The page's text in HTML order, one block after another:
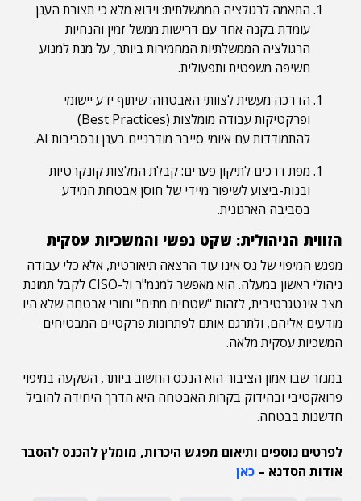
התאמה לרגולציה הממשלתית: וידוא מלא כי תצורת הענן
עומדת בקנה אחד עם דרישות ממשל זמין והנחיות
הרגולציה הממשלתיות המחמירות ביותר, על מנת למנוע
חשיפה משפטית ותפעולית.
הדרכה מעשית לצוותי האבטחה: שיתוף ידע יישומי
ופרקטיקות עבודה מומלצות (Best Practices)
להתמודדות עם איומי סייבר מודרניים בענן ובסביבות AI.
מפת דרכים לתיקון פערים: קבלת המלצות קונקרטיות
ובנות-ביצוע לשיפור מיידי של חוסן אבטחת המידע
בסביבה הארגונית.
הזווית הניהולית: שקט נפשי והמשכיות עסקית
מפגש המיפוי של נס אינו עוד הרצאה תיאורטית, אלא כלי עבודה
ניהולי ראשון במעלה. הוא מאפשר למנמ"ר ול-CISO לקבל תמונת
מצב אינטגרטיבית, לזהות "שטחים מתים" וחורי אבטחה שלא היו
מודעים אליהם, ולתרגם אותם לפתרונות פרקטיים המבטיחים
המשכיות עסקית מלאה.
במגזר שבו אמון הציבור הוא הנכס החשוב ביותר, השקעה במיפוי
פרואקטיבי ובהידוק בקרות האבטחה היא הדרך היחידה להוביל
חדשנות בבטחה.
לפרטים נוספים ותיאום מפגש היכרות, מומלץ להכנס להסבר
אודות הסדנא – כאן